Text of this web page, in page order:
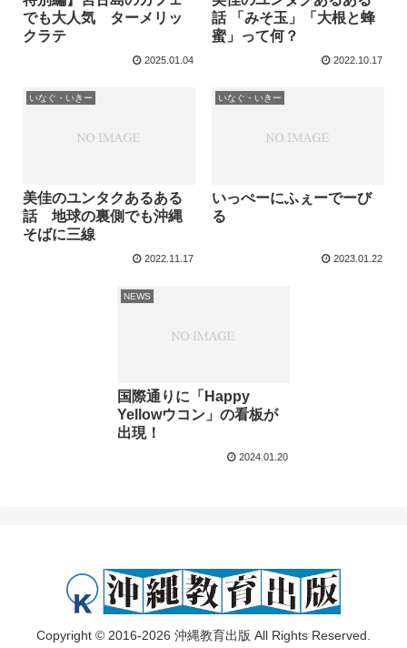
でも大人気 ターメリッ
クラテ
2025.01.04
話 「みそ玉」「大根と蜂
蜜」って何？
2022.10.17
いなぐ・いきー
美佳のユンタクあるある
話 地球の裏側でも沖縄
そばに三線
2022.11.17
いなぐ・いきー
いっぺーにふぇーでーび
る
2023.01.22
NEWS
国際通りに「Happy
Yellowウコン」の看板が
出現！
2024.01.20
Copyright © 2016-2026 沖縄教育出版 All Rights Reserved.